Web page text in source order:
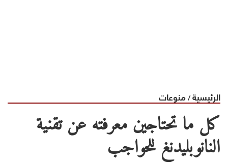
الرئيسية/منوعات
كل ما تحتاجين معرفته عن تقنية
النانوبليدنغ للحواجب